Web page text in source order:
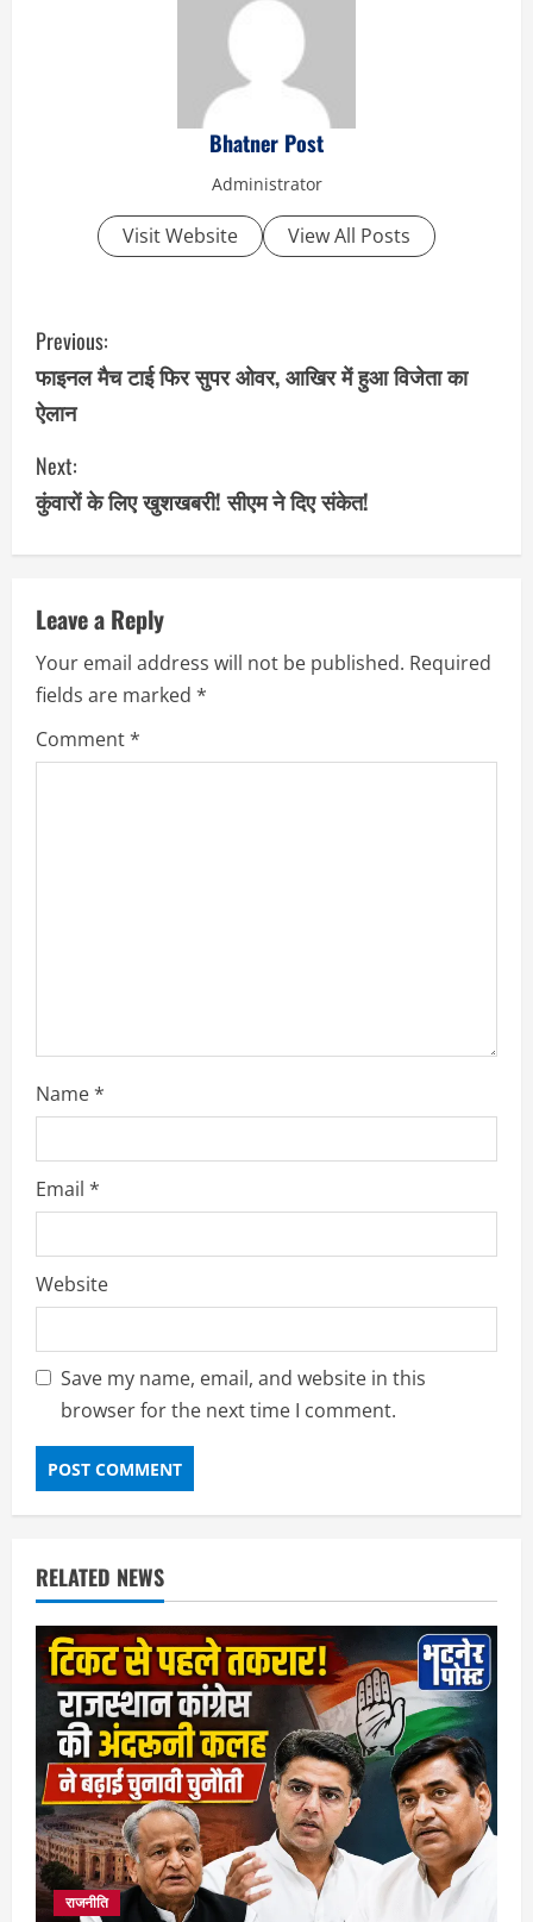
Bhatner Post
Administrator
Visit Website View All Posts
C
o
n
t
i
u
e
R
e
Previous:
फाइनल मैच टाई फिर सुपर ओवर, आखिर में हुआ विजेता का
ऐलान
Next:
कुंवारों के लिए खुशखबरी! सीएम ने दिए संकेत!
Leave a Reply
Your email address will not be published. Required
fields are marked *
Comment*
Name*
Email *
Website
Save my name, email, and website in this
browser for the next time I comment.
RELATED NEWS
राजनीति